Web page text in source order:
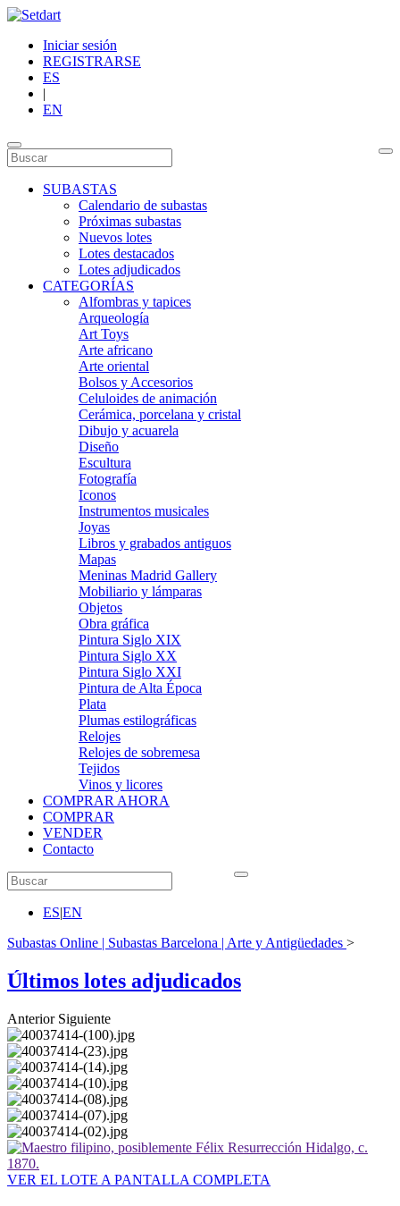
Iniciar sesión
REGISTRARSE
ES
|
EN
SUBASTAS
Calendario de subastas
Próximas subastas
Nuevos lotes
Lotes destacados
Lotes adjudicados
CATEGORÍAS
Alfombras y tapices
Arqueología
Art Toys
Arte africano
Arte oriental
Bolsos y Accesorios
Celuloides de animación
Cerámica, porcelana y cristal
Dibujo y acuarela
Diseño
Escultura
Fotografía
Iconos
Instrumentos musicales
Joyas
Libros y grabados antiguos
Mapas
Meninas Madrid Gallery
Mobiliario y lámparas
Objetos
Obra gráfica
Pintura Siglo XIX
Pintura Siglo XX
Pintura Siglo XXI
Pintura de Alta Época
Plata
Plumas estilográficas
Relojes
Relojes de sobremesa
Tejidos
Vinos y licores
COMPRAR AHORA
COMPRAR
VENDER
Contacto
ES|EN
Subastas Online | Subastas Barcelona | Arte y Antigüedades >
Últimos lotes adjudicados
Anterior Siguiente
VER EL LOTE A PANTALLA COMPLETA